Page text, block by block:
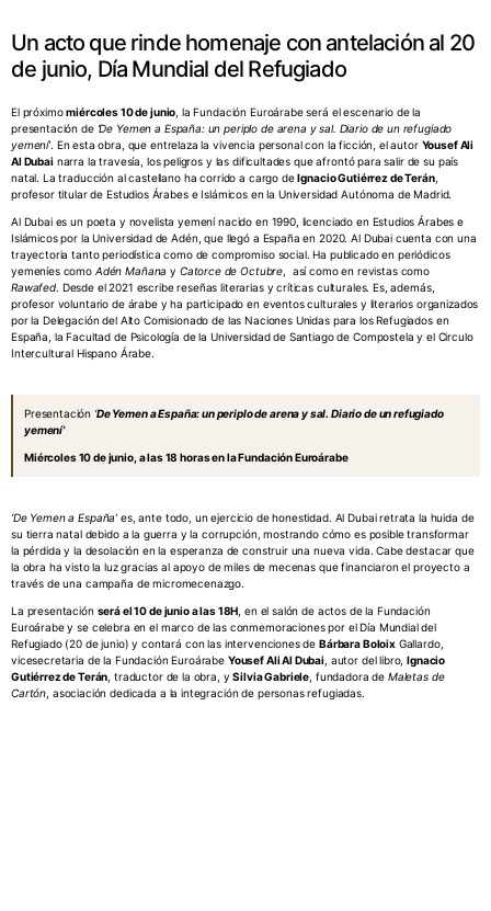
Un acto que rinde homenaje con antelación al 20
de junio, Día Mundial del Refugiado
El próximomiércoles 10 de junio , la Fundación Euroárabe será el escenario de la
presentación de ‘De Yemen a España: un periplo de arena y sal. Diario de un refugiado
yemení’. En esta obra, que entrelaza la vivencia personal con la ficción, el autor Yousef Ali
Al Dubainarra la travesía, los peligros y las dificultades que afrontó para salir de su país
natal. La traducción al castellano ha corrido a cargo deIgnacio Gutiérrez de Terán,
profesor titular de Estudios Árabes e Islámicos en la Universidad Autónoma de Madrid.
Al Dubai es un poeta y novelista yemení nacido en 1990, licenciado en Estudios Árabes e
Islámicos por la Universidad de Adén, que llegó a España en 2020. Al Dubai cuenta con una
trayectoria tanto periodística como de compromiso social. Ha publicado en periódicos
yemeníes como Adén Mañana y Catorce de Octubre , así como en revistas como
Rawafed. Desde el 2021 escribe reseñas literarias y críticas culturales. Es, además,
profesor voluntario de árabe y ha participado en eventos culturales y literarios organizados
por la Delegación del Alto Comisionado de las Naciones Unidas para los Refugiados en
España, la Facultad de Psicología de la Universidad de Santiago de Compostela y el Circulo
Intercultural Hispano Árabe.
Presentación ‘De Yemen a España: un periplo de arena y sal. Diario de un refugiado
yemení’
Miércoles 10 de junio, a las 18 horas en la Fundación Euroárabe
‘De Yemen a España’es, ante todo, un ejercicio de honestidad. Al Dubai retrata la huida de
su tierra natal debido a la guerra y la corrupción, mostrando cómo es posible transformar
la pérdida y la desolación en la esperanza de construir una nueva vida. Cabe destacar que
la obra ha visto la luz gracias al apoyo de miles de mecenas que financiaron el proyecto a
través de una campaña de micromecenazgo.
La presentación será el 10 de junio a las 18H , en el salón de actos de la Fundación
Euroárabe y se celebra en el marco de las conmemoraciones por el Día Mundial del
Refugiado (20 de junio) y contará con las intervenciones deBárbara BoloixGallardo,
vicesecretaria de la Fundación Euroárabe Yousef Ali Al Dubai , autor del libro,Ignacio
Gutiérrez de Terán , traductor de la obra, ySilvia Gabriele , fundadora de Maletas de
Cartón , asociación dedicada a la integración de personas refugiadas.